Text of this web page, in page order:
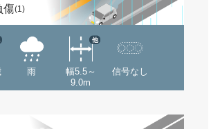
傷(1)
雨
幅5.5～
9.0m
他
信号なし